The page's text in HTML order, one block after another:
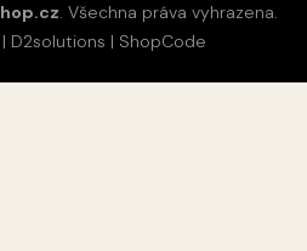
| D2solutions | ShopCode
. Všechna práva vyhrazena.